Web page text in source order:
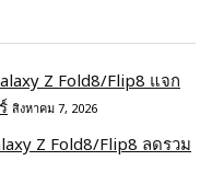
Z Fold8/Flip8 แจก
สิงหาคม 7, 2026
Z Fold8/Flip8 ลดรวม